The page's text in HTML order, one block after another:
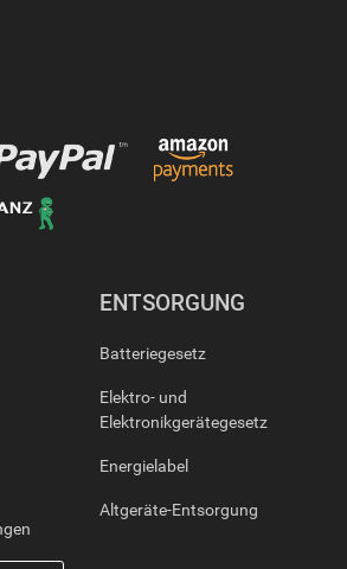
ENTSORGUNG
Batteriegesetz
Elektro- und
Elektronikgerätegesetz
Energielabel
Altgeräte-Entsorgung